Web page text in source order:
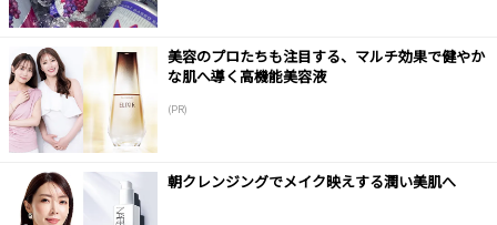
美容のプロたちも注目する、マルチ効果で健やか
な肌へ導く高機能美容液
(PR)
朝クレンジングでメイク映えする潤い美肌へ